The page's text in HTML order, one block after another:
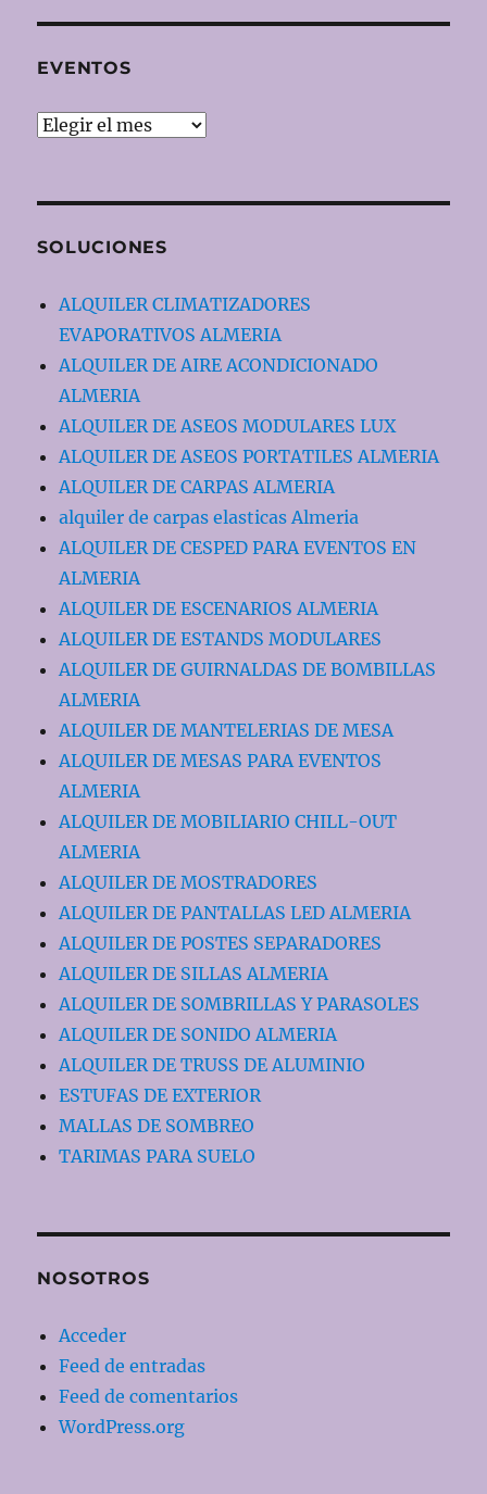
EVENTOS
EVENTOS
SOLUCIONES
ALQUILER CLIMATIZADORES
EVAPORATIVOS ALMERIA
ALQUILER DE AIRE ACONDICIONADO
ALMERIA
ALQUILER DE ASEOS MODULARES LUX
ALQUILER DE ASEOS PORTATILES ALMERIA
ALQUILER DE CARPAS ALMERIA
alquiler de carpas elasticas Almeria
ALQUILER DE CESPED PARA EVENTOS EN
ALMERIA
ALQUILER DE ESCENARIOS ALMERIA
ALQUILER DE ESTANDS MODULARES
ALQUILER DE GUIRNALDAS DE BOMBILLAS
ALMERIA
ALQUILER DE MANTELERIAS DE MESA
ALQUILER DE MESAS PARA EVENTOS
ALMERIA
ALQUILER DE MOBILIARIO CHILL-OUT
ALMERIA
ALQUILER DE MOSTRADORES
ALQUILER DE PANTALLAS LED ALMERIA
ALQUILER DE POSTES SEPARADORES
ALQUILER DE SILLAS ALMERIA
ALQUILER DE SOMBRILLAS Y PARASOLES
ALQUILER DE SONIDO ALMERIA
ALQUILER DE TRUSS DE ALUMINIO
ESTUFAS DE EXTERIOR
MALLAS DE SOMBREO
TARIMAS PARA SUELO
NOSOTROS
Acceder
Feed de entradas
Feed de comentarios
WordPress.org